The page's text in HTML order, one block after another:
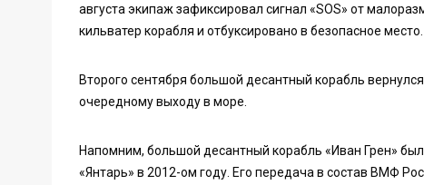
августа экипаж зафиксировал сигнал «SOS» от
кильватер корабля и отбуксировано в безопасное место.
Второго сентября большой десантный корабль
очередному выходу в море.
Напомним, большой десантный корабль «Иван Грен»
«Янтарь» в 2012-ом году. Его передача в состав ВМФ